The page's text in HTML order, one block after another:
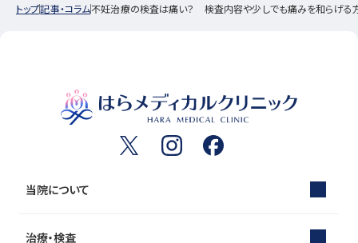
トップ記事・コラム不妊治療の検査は痛い？ 検査内容や少しでも痛みを和らげる
当院について
治療・検査